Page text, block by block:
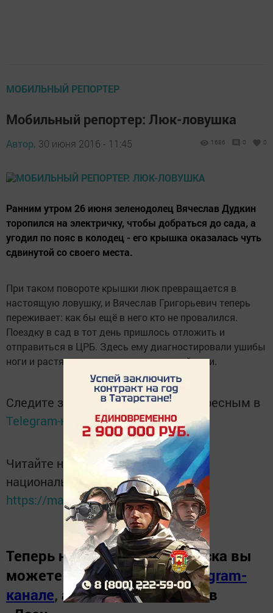
МОБИЛЬНЫЙ РЕПОРТЕР
Мобильный репортер: Люк-ловушка
Автор, 30 июня 2016 - 11:45 1686 0 0
Ранним утром 26 июня зеленодолец Вячеслав Дудкин
торопился на электричку, чтобы добраться до сада, а
угодил по пояс в колодец - его крышка оказалась чуть
сдвинутой со своего места.
При таком повороте крышки люк превращается в
настоящую ловушку, и Вячеслав Григорьевич теперь
переживает: как бы ещё в него кто не провалился.
Поездку в сад в тот день пришлось отложить и
отправиться в ЦРБ. Здесь ему диагностировали ушибы
ноги и растяжение пальца связок левой руки.
Следите за самым важным и интересным в
Telegram-каналеТатмедиа
Читайте новости Татарстана в
национальном мессенджере MАХ:
https://max.ru/tatmedia
Теперь новости Зеленодольска вы
можете узнать в нашемTelegram-
канале, а также читайте нас в